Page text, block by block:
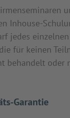
Inhouse-
jedes
für keinen
behandelt oder
Garantie